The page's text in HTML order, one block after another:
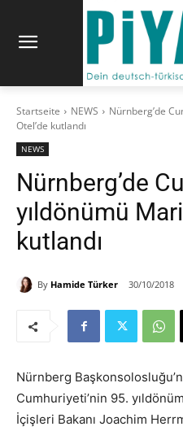
Startseite NEWS
Nürnberg’de
Otel’de kutlandı
NEWS
Nürnberg’de
yıldönümü
kutlandı
By Hamide Türker 30/10/2018
Nürnberg
Cumhuriyeti’nin 95.
İçişleri Bakanı Joachim